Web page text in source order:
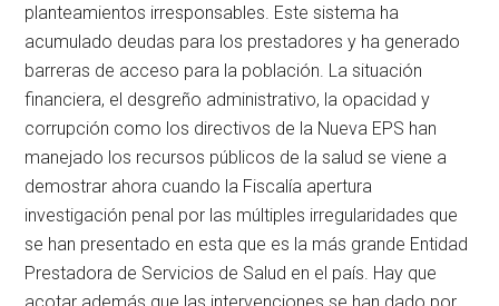
planteamientos irresponsables. Este sistema ha
acumulado deudas para los prestadores y ha generado
barreras de acceso para la población. La situación
financiera, el desgreño administrativo, la opacidad y
corrupción como los directivos de la Nueva EPS han
manejado los recursos públicos de la salud se viene a
demostrar ahora cuando la Fiscalía apertura
investigación penal por las múltiples irregularidades que
se han presentado en esta que es la más grande Entidad
Prestadora de Servicios de Salud en el país. Hay que
acotar además que las intervenciones se han dado por